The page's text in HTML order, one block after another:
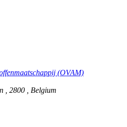
(OVAM)
, 2800 , Belgium